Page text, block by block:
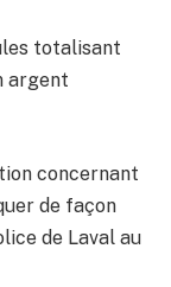
totalisant
argent
concernant
de façon
de Laval au